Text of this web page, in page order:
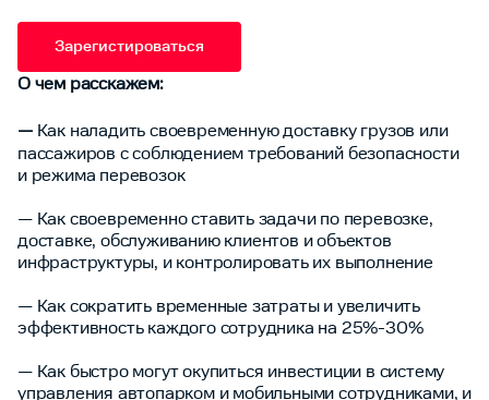
Зарегистироваться
О чем расскажем:
— Как наладить своевременную доставку грузов или
пассажиров с соблюдением требований безопасности
и режима перевозок
— Как своевременно ставить задачи по перевозке,
доставке, обслуживанию клиентов и объектов
инфраструктуры, и контролировать их выполнение
— Как сократить временные затраты и увеличить
эффективность каждого сотрудника на 25%-30%
— Как быстро могут окупиться инвестиции в систему
управления автопарком и мобильными сотрудниками, и